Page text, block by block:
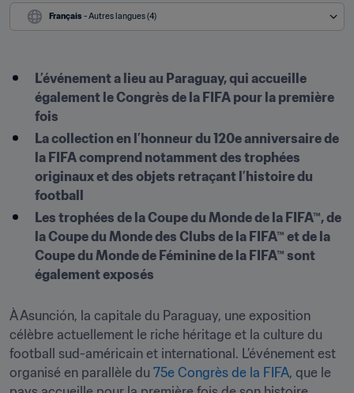
Français - Autres langues (4)
L’événement a lieu au Paraguay, qui accueille
également le Congrès de la FIFA pour la première
fois
La collection en l’honneur du 120e anniversaire de
la FIFA comprend notamment des trophées
originaux et des objets retraçant l’histoire du
football
Les trophées de la Coupe du Monde de la FIFA™, de
la Coupe du Monde des Clubs de la FIFA™ et de la
Coupe du Monde de Féminine de la FIFA™ sont
également exposés
À Asunción, la capitale du Paraguay, une exposition
célèbre actuellement le riche héritage et la culture du
football sud-américain et international. L’événement est
organisé en parallèle du 75e Congrès de la FIFA, que le